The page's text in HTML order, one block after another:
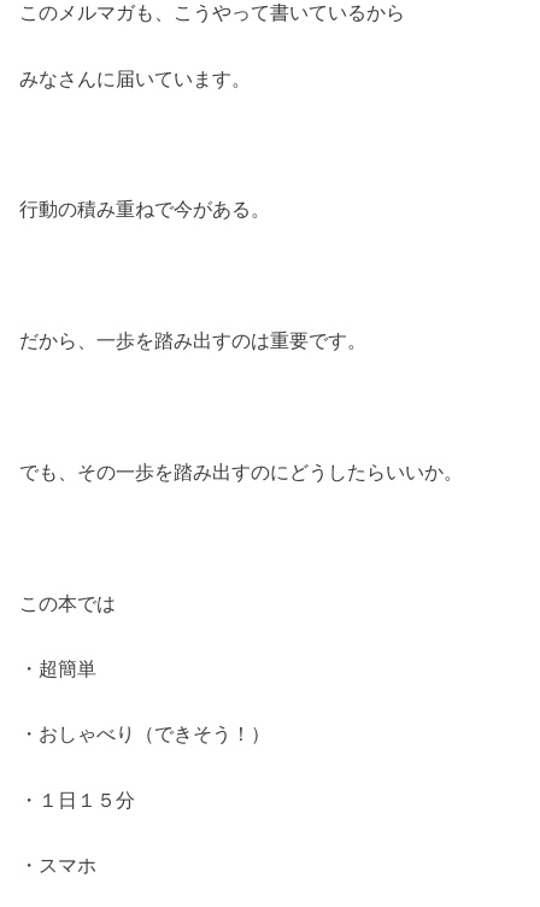
このメルマガも、こうやって書いているから
みなさんに届いています。
行動の積み重ねで今がある。
だから、一歩を踏み出すのは重要です。
でも、その一歩を踏み出すのにどうしたらいいか。
この本では
・超簡単
・おしゃべり（できそう！）
・１日１５分
・スマホ